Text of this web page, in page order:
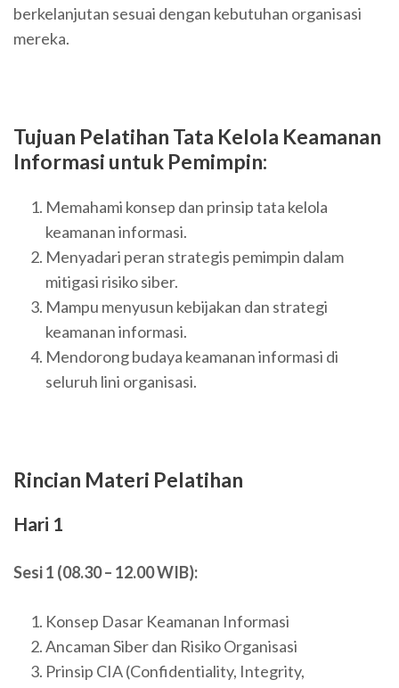
berkelanjutan sesuai dengan kebutuhan organisasi
mereka.
Tujuan Pelatihan Tata Kelola Keamanan
Informasi untuk Pemimpin:
Memahami konsep dan prinsip tata kelola
keamanan informasi.
Menyadari peran strategis pemimpin dalam
mitigasi risiko siber.
Mampu menyusun kebijakan dan strategi
keamanan informasi.
Mendorong budaya keamanan informasi di
seluruh lini organisasi.
Rincian Materi Pelatihan
Hari 1
Sesi 1 (08.30 – 12.00 WIB):
Konsep Dasar Keamanan Informasi
Ancaman Siber dan Risiko Organisasi
Prinsip CIA (Confidentiality, Integrity,